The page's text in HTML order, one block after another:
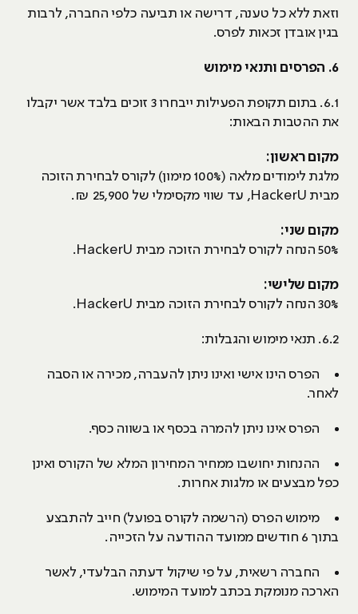
וזאת ללא כל טענה, דרישה או תביעה כלפי החברה, לרבות
בגין אובדן זכאות לפרס.
6. הפרסים ותנאי מימוש
6.1. בתום תקופת הפעילות ייבחרו 3 זוכים בלבד אשר יקבלו
את ההטבות הבאות:
מקום ראשון:
מלגת לימודים מלאה (100% מימון) לקורס לבחירת הזוכה
מבית HackerU, עד שווי מקסימלי של 25,900 ₪.
מקום שני:
50% הנחה לקורס לבחירת הזוכה מבית HackerU.
מקום שלישי:
30% הנחה לקורס לבחירת הזוכה מבית HackerU.
6.2. תנאי מימוש והגבלות:
הפרס הינו אישי ואינו ניתן להעברה, מכירה או הסבה
לאחר.
הפרס אינו ניתן להמרה בכסף או בשווה כסף.
ההנחות יחושבו ממחיר המחירון המלא של הקורס ואינן
כפל מבצעים או מלגות אחרות.
מימוש הפרס (הרשמה לקורס בפועל) חייב להתבצע
בתוך 6 חודשים ממועד ההודעה על הזכייה.
החברה רשאית, על פי שיקול דעתה הבלעדי, לאשר
הארכה מנומקת בכתב למועד המימוש.